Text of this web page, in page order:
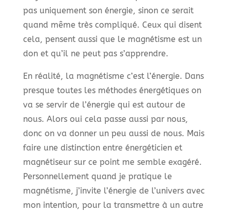
pas uniquement son énergie, sinon ce serait
quand même très compliqué. Ceux qui disent
cela, pensent aussi que le magnétisme est un
don et qu’il ne peut pas s’apprendre.
En réalité, la magnétisme c’est l’énergie. Dans
presque toutes les méthodes énergétiques on
va se servir de l’énergie qui est autour de
nous. Alors oui cela passe aussi par nous,
donc on va donner un peu aussi de nous. Mais
faire une distinction entre énergéticien et
magnétiseur sur ce point me semble exagéré.
Personnellement quand je pratique le
magnétisme, j’invite l’énergie de l’univers avec
mon intention, pour la transmettre à un autre